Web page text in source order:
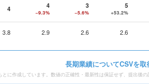
4 4
−9.3%
3
−5.6%
5
+53.2%
3.8 2.9 2.6 2.6
長期業績についてCSVを取
に作成しています。数値の正確性・最新性は保証せず、提出後